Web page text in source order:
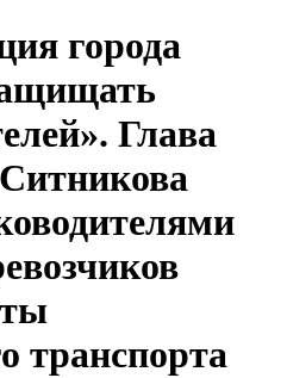
города
Глава
транспорта